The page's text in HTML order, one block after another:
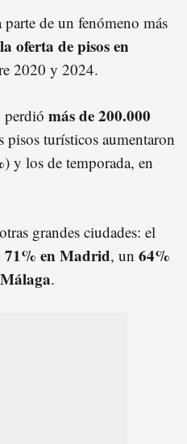
de un fenómeno más
oferta de pisos en
2020 y 2024.
perdió más de 200.000
pisos turísticos aumentaron
) y los de temporada, en
grandes ciudades: el
71% en Madrid, un 64%
.